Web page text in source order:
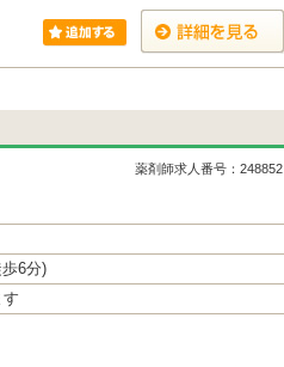
薬剤師求人番号：248852
6分)